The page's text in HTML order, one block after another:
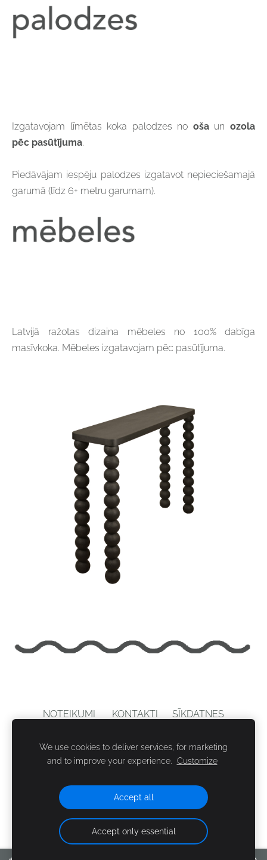
Izgatavojam līmētas koka palodzes no ošaunozola
pēc pasūtījuma.
Piedāvājam iespēju palodzes izgatavot nepieciešamajā
garumā (līdz 6+ metru garumam).
Latvijā ražotas dizaina mēbeles no 100% dabīga
masīvkoka. Mēbeles izgatavojam pēc pasūtījuma.
NOTEIKUMI KONTAKTI SĪKDATNES
© SIA SIGULDAS VIRPOTĀJI. Visas tiesības paturētas.
We use cookies to deliver services, for marketing
and to improve your experience.
Customize
Accept all
Accept only essential